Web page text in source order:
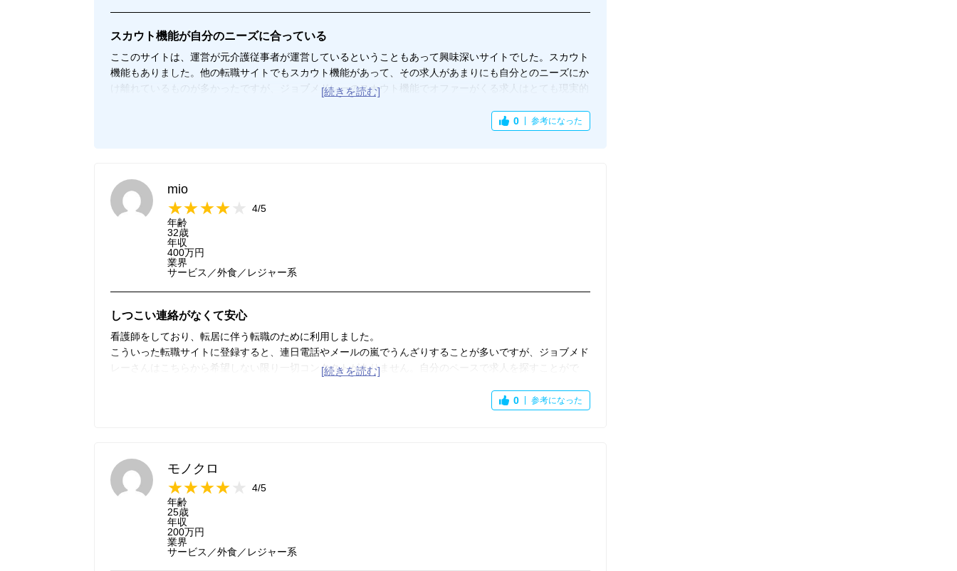
スカウト機能が自分のニーズに合っている
ここのサイトは、運営が元介護従事者が運営しているということもあって興味深いサイトでした。スカウト
機能もありました。他の転職サイトでもスカウト機能があって、その求人があまりにも自分とのニーズにか
け離れているものが多かったですが、ジョブメドレーのスカウト機能でオファーがくる求人はとても現実的
トがくるならば、スカウト機能もありだと思いました。それに気づかせてくれたのがこのジョブメドレーの
より使いやすいと思いました。
0 参考になった
mio
4/5
年齢
32歳
年収
400万円
業界
サービス／外食／レジャー系
しつこい連絡がなくて安心
看護師をしており、転居に伴う転職のために利用しました。
こういった転職サイトに登録すると、連日電話やメールの嵐でうんざりすることが多いですが、ジョブメド
レーさんはこちらから希望しない限り一切コンタクトがありません。自分のペースで求人を探すことがで
また、検索時に設定できる条件が他サイトよりも細かいため、希望条件に合った求人が探しやすいと思いま
0 参考になった
モノクロ
4/5
年齢
25歳
年収
200万円
業界
サービス／外食／レジャー系